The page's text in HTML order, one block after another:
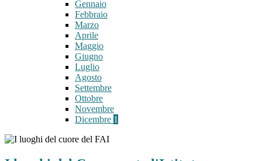
Gennaio
Febbraio
Marzo
Aprile
Maggio
Giugno
Luglio
Agosto
Settembre
Ottobre
Novembre
Dicembre 1